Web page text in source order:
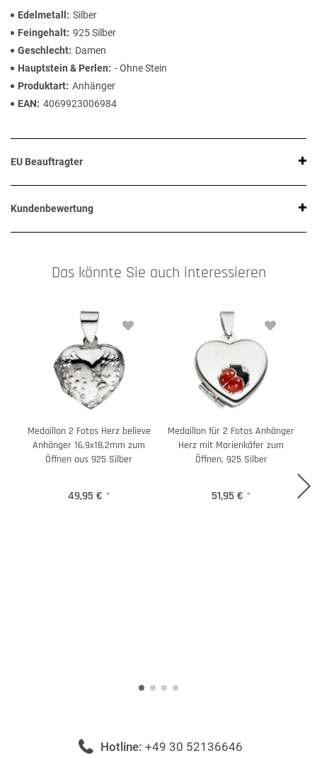
Edelmetall
Silber
Feingehalt 925 Silber
Geschlecht
Damen
Hauptstein & Perlen
- Ohne Stein
Produktart Anhänger
EAN
4069923006984
EU Beauftragter
Kundenbewertung
Das könnte Sie auch interessieren
Medaillon 2 Fotos Herz believe
Anhänger 16,9x18,2mm zum
Öffnen aus 925 Silber
49,95 € *
Medaillon für 2 Fotos Anhänger
Herz mit Marienkäfer zum
Öffnen, 925 Silber
51,95 € *
Hotline: +49 30 52136646